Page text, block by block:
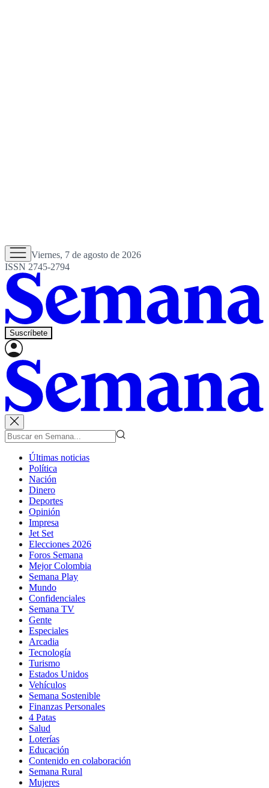
Viernes, 7 de agosto de 2026
ISSN 2745-2794
Suscríbete
Últimas noticias
Política
Nación
Dinero
Deportes
Opinión
Impresa
Jet Set
Elecciones 2026
Foros Semana
Mejor Colombia
Semana Play
Mundo
Confidenciales
Semana TV
Gente
Especiales
Arcadia
Tecnología
Turismo
Estados Unidos
Vehículos
Semana Sostenible
Finanzas Personales
4 Patas
Salud
Loterías
Educación
Contenido en colaboración
Semana Rural
Mujeres